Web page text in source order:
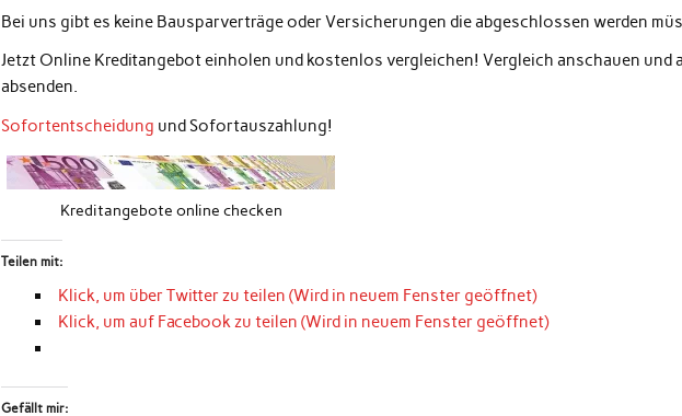
Bei uns gibt es keine Bausparverträge oder Versicherungen die abgeschlossen werden
Jetzt Online Kreditangebot einholen und kostenlos vergleichen! Vergleich anschauen und
absenden.
Sofortentscheidung und Sofortauszahlung!
Kreditangebote online checken
Teilen mit:
Klick, um über Twitter zu teilen (Wird in neuem Fenster geöffnet)
Klick, um auf Facebook zu teilen (Wird in neuem Fenster geöffnet)
Gefällt mir: